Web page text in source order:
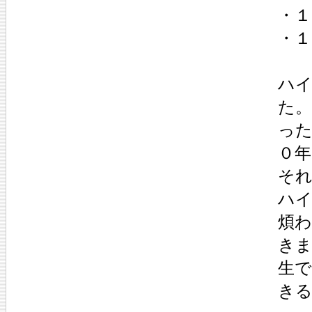
・
・
ハ
た
っ
０
そ
ハ
煩
き
生
き